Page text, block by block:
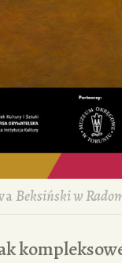
Beksiński w